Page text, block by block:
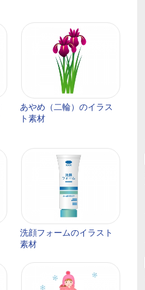
あやめ（二輪）のイラス
ト素材
洗顔フォームのイラスト
素材